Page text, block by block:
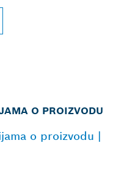
O PROIZVODU
o proizvodu |